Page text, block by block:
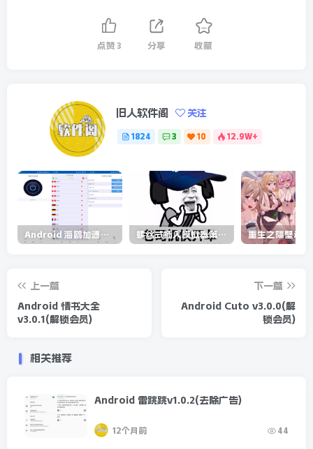
点赞 3 分享 收藏
旧人软件阁 关注
1824 3 10 12.9W+
Android 海鸥加速器v6.6.3(解锁会员) 螺丝式插入模拟器第5代/NejicomiSimulator.Vol.5.v1.0.2
上一篇
Android 情书大全
v3.0.1(解锁会员)
下一篇
Android Cuto v3.0.0(解
锁会员)
相关推荐
Android 雷跳跳v1.0.2(去除广告)
12个月前 44